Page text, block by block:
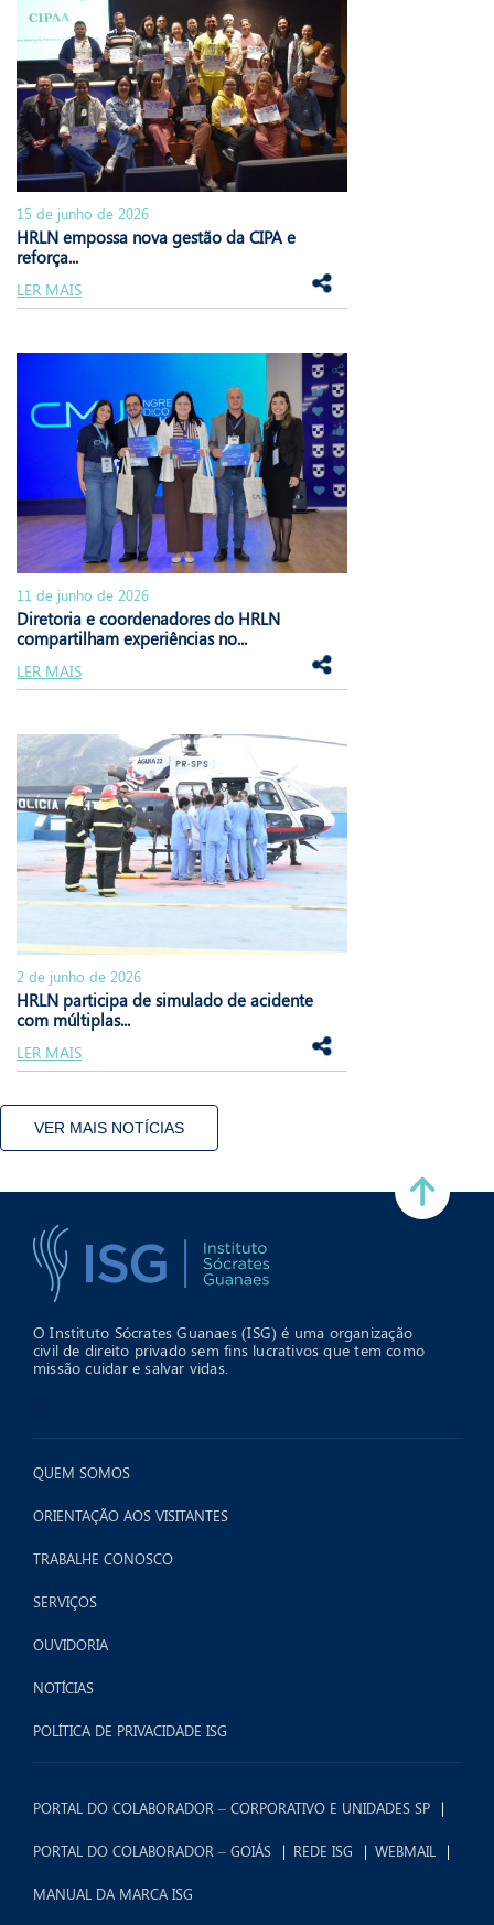
15 de junho de 2026
HRLN empossa nova gestão da CIPA e
reforça...
LER MAIS
11 de junho de 2026
Diretoria e coordenadores do HRLN
compartilham experiências no...
LER MAIS
2 de junho de 2026
HRLN participa de simulado de acidente
com múltiplas...
LER MAIS
VER MAIS NOTÍCIAS
O Instituto Sócrates Guanaes (ISG) é uma organização
civil de direito privado sem fins lucrativos que tem como
missão cuidar e salvar vidas.
>
QUEM SOMOS
ORIENTAÇÃO AOS VISITANTES
TRABALHE CONOSCO
SERVIÇOS
OUVIDORIA
NOTÍCIAS
POLÍTICA DE PRIVACIDADE ISG
PORTAL DO COLABORADOR – CORPORATIVO E UNIDADES SP
PORTAL DO COLABORADOR – GOIÁS REDE ISG WEBMAIL
MANUAL DA MARCA ISG